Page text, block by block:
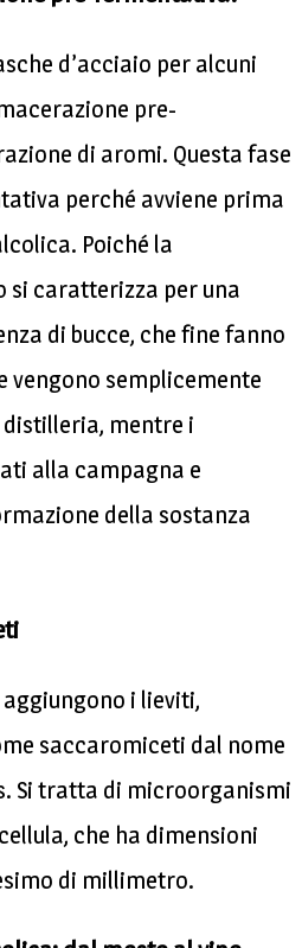
d’acciaio per alcuni
pre-
di aromi. Questa fase
perché avviene prima
Poiché la
si caratterizza per una
di bucce, che fine fanno
vengono semplicemente
mentre i
alla campagna e
della sostanza
i lieviti,
saccaromiceti dal nome
Si tratta di microorganismi
che ha dimensioni
di millimetro.